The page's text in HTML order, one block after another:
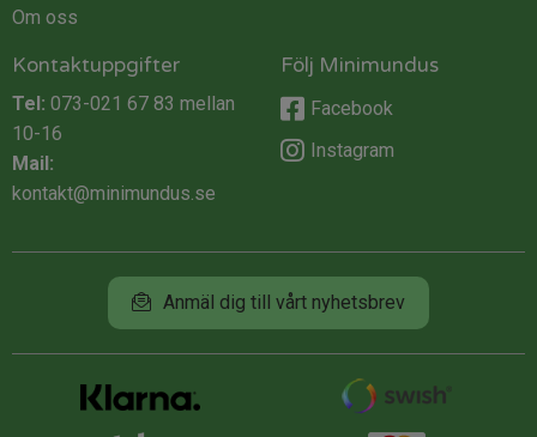
Om oss
Kontaktuppgifter
Tel: 073-021 67 83 mellan
10-16
Mail:
kontakt@minimundus.se
Följ Minimundus
Facebook
Instagram
Anmäl dig till vårt nyhetsbrev